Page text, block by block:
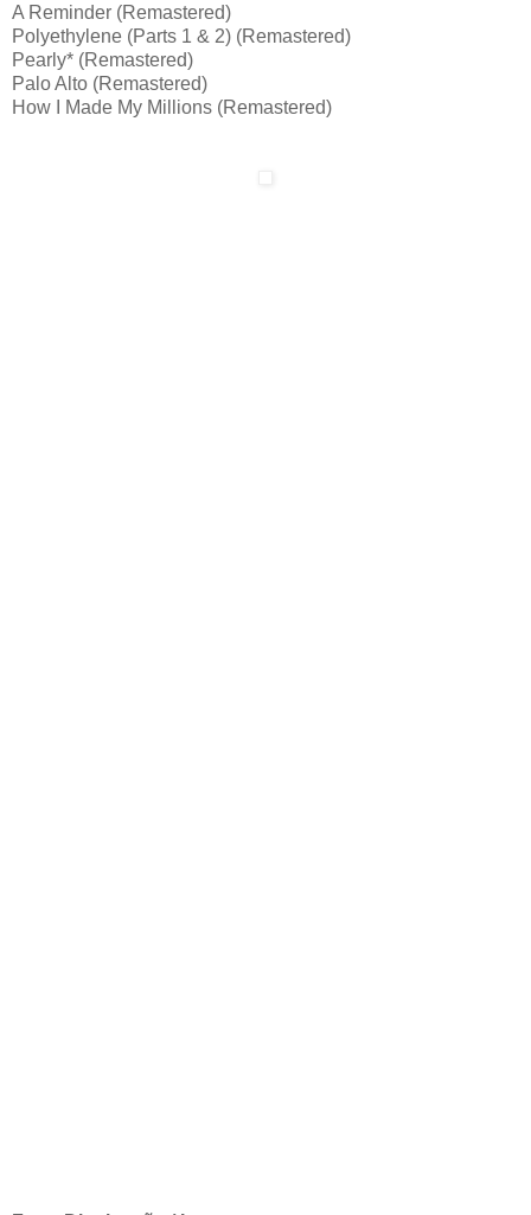
A Reminder (Remastered)
Polyethylene (Parts 1 & 2) (Remastered)
Pearly* (Remastered)
Palo Alto (Remastered)
How I Made My Millions (Remastered)